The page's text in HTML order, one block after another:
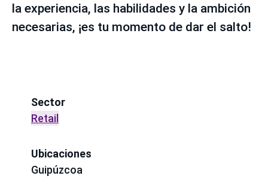
la experiencia, las habilidades y la ambición
necesarias, ¡es tu momento de dar el salto!
Sector
Retail
Ubicaciones
Guipúzcoa